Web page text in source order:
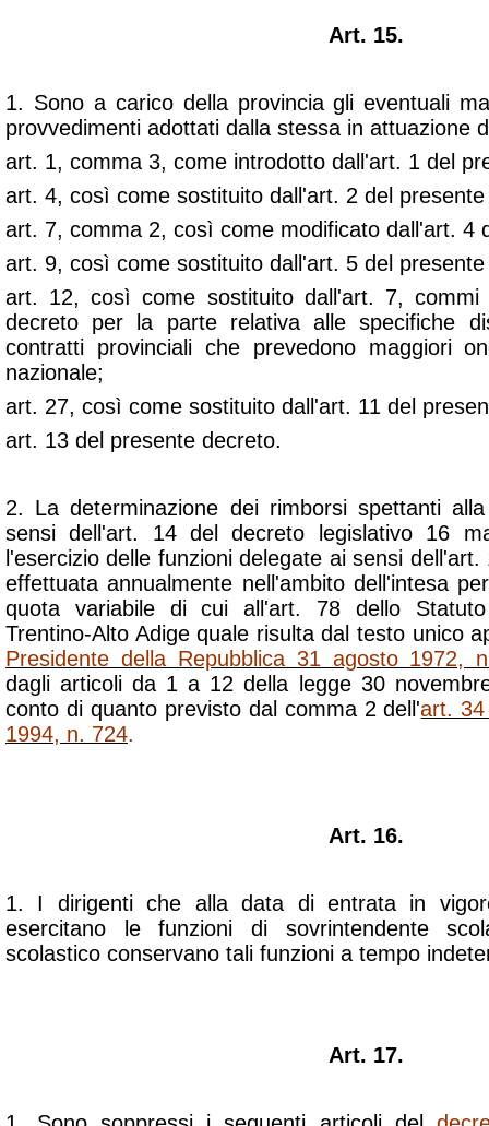
Art. 15.
1. Sono a carico della provincia gli eventuali
provvedimenti adottati dalla stessa in attuazione
art. 1, comma 3, come introdotto dall'art. 1 del
art. 4, così come sostituito dall'art. 2 del
art. 7, comma 2, così come modificato dall'art. 4
art. 9, così come sostituito dall'art. 5 del
art. 12, così come sostituito dall'art. 7,
decreto per la parte relativa alle specifiche
contratti provinciali che prevedono maggiori
nazionale;
art. 27, così come sostituito dall'art. 11 del
art. 13 del presente decreto.
2. La determinazione dei rimborsi spettanti
sensi dell'art. 14 del decreto legislativo 16
l'esercizio delle funzioni delegate ai sensi
effettuata annualmente nell'ambito dell'intesa
quota variabile di cui all'art. 78 dello
Trentino-Alto Adige quale risulta dal testo unico
Presidente della Repubblica 31 agosto 1972,
dagli articoli da 1 a 12 della legge 30
conto di quanto previsto dal comma 2 dell'art.
1994, n. 724.
Art. 16.
1. I dirigenti che alla data di entrata in
esercitano le funzioni di sovrintendente
scolastico conservano tali funzioni a tempo
Art. 17.